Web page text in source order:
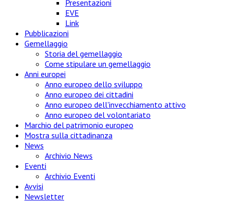
Presentazioni
EVE
Link
Pubblicazioni
Gemellaggio
Storia del gemellaggio
Come stipulare un gemellaggio
Anni europei
Anno europeo dello sviluppo
Anno europeo dei cittadini
Anno europeo dell'invecchiamento attivo
Anno europeo del volontariato
Marchio del patrimonio europeo
Mostra sulla cittadinanza
News
Archivio News
Eventi
Archivio Eventi
Avvisi
Newsletter